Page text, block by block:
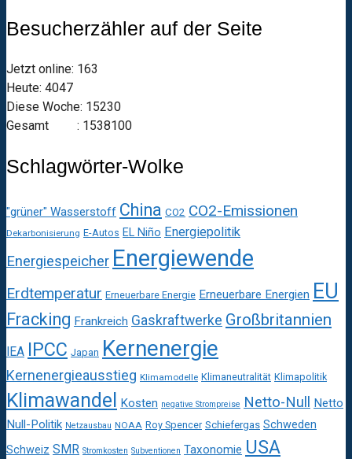
Besucherzähler auf der Seite
Jetzt online: 163
Heute: 4047
Diese Woche: 15230
Gesamt : 1538100
Schlagwörter-Wolke
"grüner" Wasserstoff China CO2 CO2-Emissionen
Dekarbonisierung E-Autos EL Niño Energiepolitik
Energiespeicher Energiewende
Erdtemperatur Erneuerbare Energie Erneuerbare Energien EU
Fracking Frankreich Gaskraftwerke Großbritannien
IEA IPCC Japan Kernenergie
Kernenergieausstieg Klimamodelle Klimaneutralität Klimapolitik
Klimawandel Kosten negative Strompreise Netto-Null Netto
Null-Politik Netzausbau NOAA Roy Spencer Schiefergas Schweden
Schweiz SMR Stromkosten Subventionen Taxonomie USA